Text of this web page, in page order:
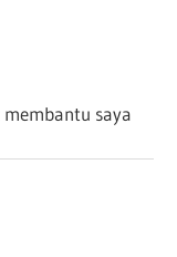
saya